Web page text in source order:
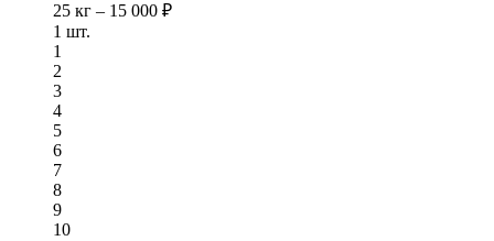
25 кг – 15 000 ₽
1 шт.
1
2
3
4
5
6
7
8
9
10